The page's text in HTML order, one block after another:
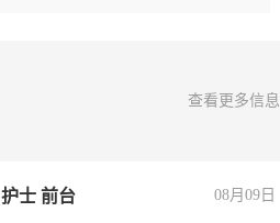
查看更多信息
护士 前台 08月09日